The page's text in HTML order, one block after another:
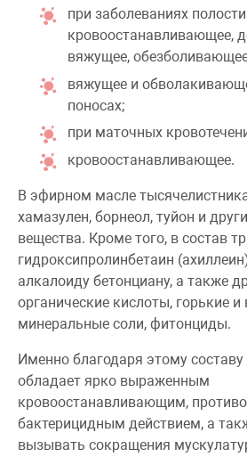
при заболеваниях
кровоостанавливающее,
вяжущее,
вяжущее и
поносах;
при маточных
кровоостанавливающее.
В эфирном масле
хамазулен, борнеол, туйон и
вещества. Кроме того, в состав
гидроксипролинбетаин
алкалоиду бетонциану, а также
органические кислоты, горькие
минеральные соли, фитонциды.
Именно благодаря этому
обладает ярко выраженным
кровоостанавливающим,
бактерицидным действием, а
вызывать сокращения